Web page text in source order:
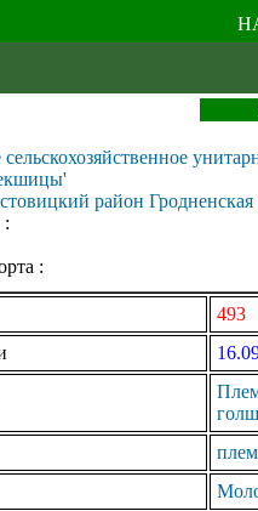
район Гродненская
:
:
493